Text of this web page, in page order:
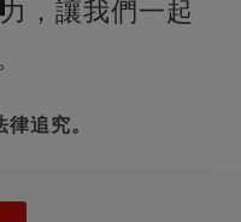
，讓我們一起
追究。